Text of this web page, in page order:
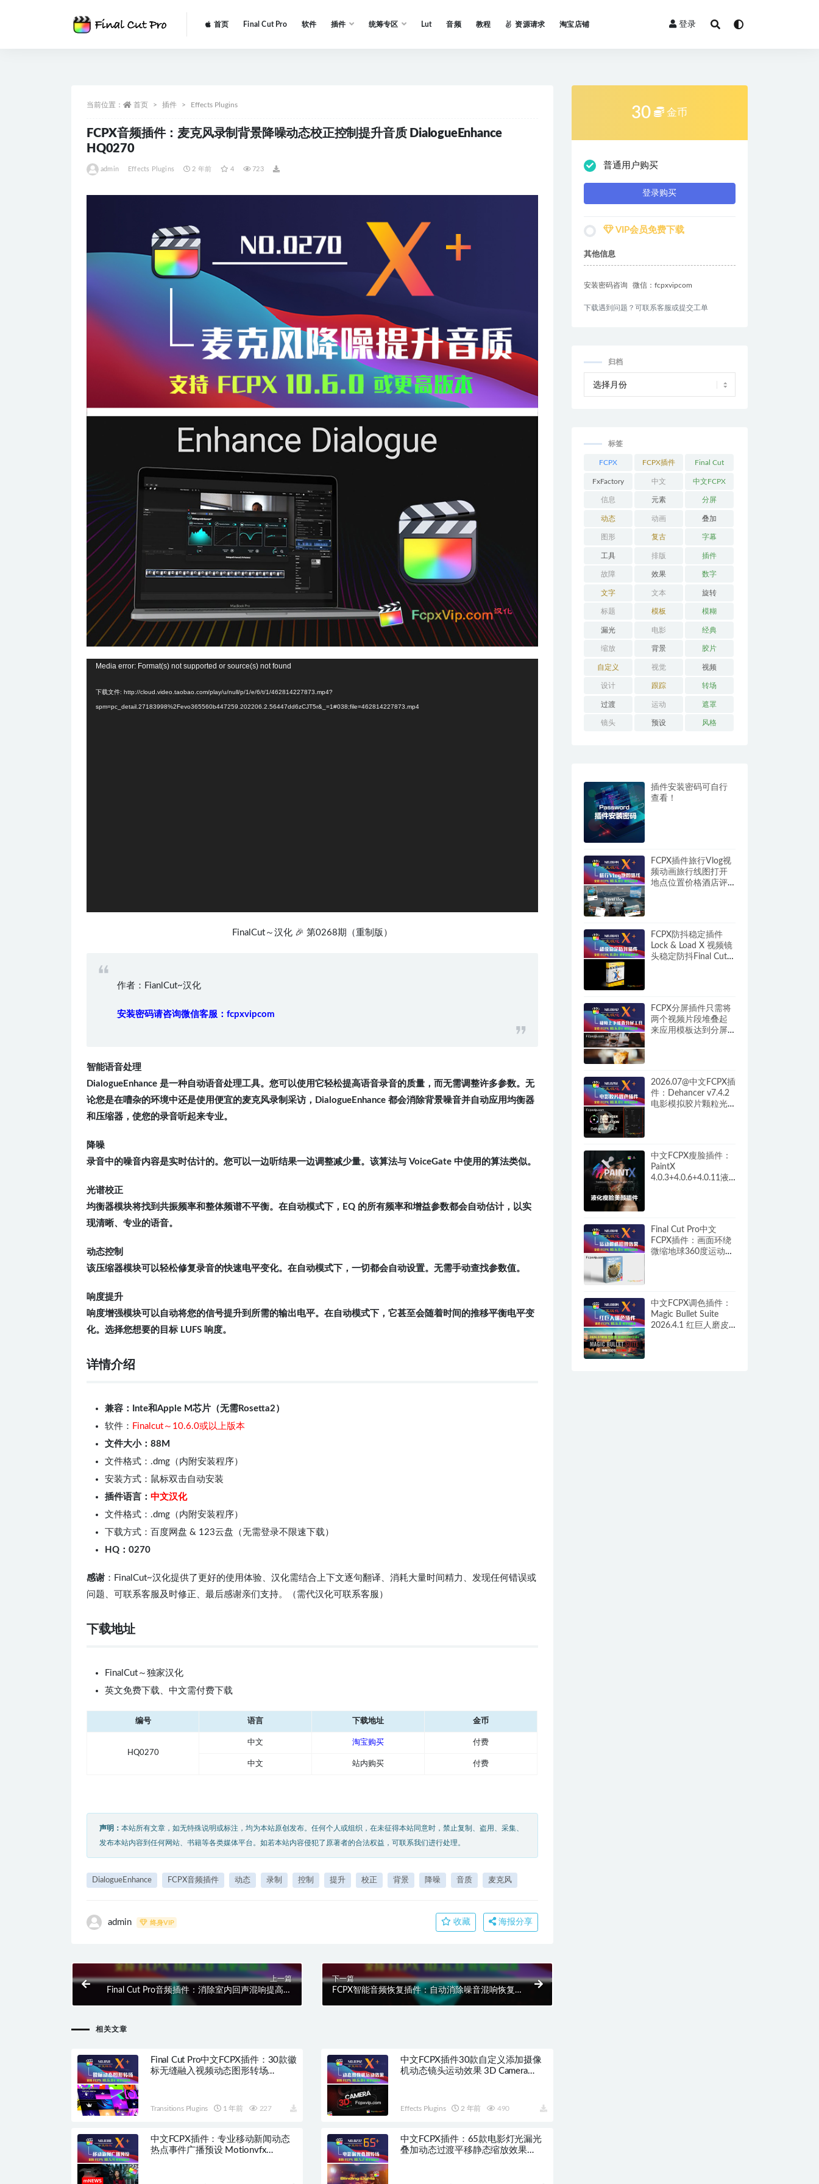
首页 Final Cut Pro 软件 插件 统筹专区 Lut 音频 教程 资源请求 淘宝店铺 登录
当前位置： 首页 插件 Effects Plugins
FCPX音频插件：麦克风录制背景降噪动态校正控制提升音质 DialogueEnhance
HQ0270
admin Effects Plugins 2 年前 4 723
Media error: Format(s) not supported or source(s) not found
下载文件: http://cloud.video.taobao.com/play/u/null/p/1/e/6/t/1/462814227873.mp4?
spm=pc_detail.27183998%2Fevo365560b447259.202206.2.56447dd6zCJT5r&_=1#038;file=462814227873.mp4
FinalCut～汉化 🎉 第0268期（重制版）
作者：FianlCut~汉化
安装密码请咨询微信客服：fcpxvipcom
智能语音处理
DialogueEnhance 是一种自动语音处理工具。您可以使用它轻松提高语音录音的质量，而无需调整许多参数。无
论您是在嘈杂的环境中还是使用便宜的麦克风录制采访，DialogueEnhance 都会消除背景噪音并自动应用均衡器
和压缩器，使您的录音听起来专业。
降噪
录音中的噪音内容是实时估计的。您可以一边听结果一边调整减少量。该算法与 VoiceGate 中使用的算法类似。
光谱校正
均衡器模块将找到共振频率和整体频谱不平衡。在自动模式下，EQ 的所有频率和增益参数都会自动估计，以实
现清晰、专业的语音。
动态控制
该压缩器模块可以轻松修复录音的快速电平变化。在自动模式下，一切都会自动设置。无需手动查找参数值。
响度提升
响度增强模块可以自动将您的信号提升到所需的输出电平。在自动模式下，它甚至会随着时间的推移平衡电平变
化。选择您想要的目标 LUFS 响度。
详情介绍
兼容：Inte和Apple M芯片（无需Rosetta2）
软件： Finalcut～10.6.0或以上版本
文件大小：88M
文件格式：.dmg（内附安装程序）
安装方式：鼠标双击自动安装
插件语言： 中文汉化
文件格式：.dmg（内附安装程序）
下载方式：百度网盘 & 123云盘（无需登录不限速下载）
HQ：0270
感谢 ：FinalCut~汉化提供了更好的使用体验、汉化需结合上下文逐句翻译、消耗大量时间精力、发现任何错误或
问题、可联系客服及时修正、最后感谢亲们支持。（需代汉化可联系客服）
下载地址
FinalCut～独家汉化
英文免费下载、中文需付费下载
编号 语言 下载地址 金币
HQ0270
中文 淘宝购买 付费
中文 站内购买 付费
声明： 本站所有文章，如无特殊说明或标注，均为本站原创发布。任何个人或组织，在未征得本站同意时，禁止复制、盗用、采集、
发布本站内容到任何网站、书籍等各类媒体平台。如若本站内容侵犯了原著者的合法权益，可联系我们进行处理。
DialogueEnhance FCPX音频插件 动态 录制 控制 提升 校正 背景 降噪 音质 麦克风
admin 终身VIP 收藏 海报分享
上一篇
Final Cut Pro音频插件：消除室内回声混响提高语
音清晰度 FCPX DeRoom HQ0269
下一篇
FCPX智能音频恢复插件：自动消除噪音混响恢复缺
失频率声音录音提升音质 dxRevive HQ0115
相关文章
Final Cut Pro中文FCPX插件：30款徽
标无缝融入视频动态图形转场
Transitions Plugins 1 年前 227
中文FCPX插件30款自定义添加摄像
机动态镜头运动效果 3D Camera
Effects Plugins 2 年前 490
中文FCPX插件：专业移动新闻动态
热点事件广播预设 Motionvfx
中文FCPX插件：65款电影灯光漏光
叠加动态过渡平移静态缩放效果
30 金币
普通用户购买
登录购买
VIP会员免费下载
其他信息
安装密码咨询 微信：fcpxvipcom
下载遇到问题？可联系客服或提交工单
归档
标签
FCPX FCPX插件 Final Cut
Pro
FxFactory 中文 中文FCPX
插件
信息 元素 分屏
动态 动画 叠加
图形 复古 字幕
工具 排版 插件
故障 效果 数字
文字 文本 旋转
标题 模板 模糊
漏光 电影 经典
缩放 背景 胶片
自定义 视觉 视频
设计 跟踪 转场
过渡 运动 遮罩
镜头 预设 风格
插件安装密码可自行
查看！
FCPX插件旅行Vlog视
频动画旅行线图打开
地点位置价格酒店评
FCPX防抖稳定插件
Lock & Load X 视频镜
头稳定防抖Final Cut
FCPX分屏插件只需将
两个视频片段堆叠起
来应用模板达到分屏
2026.07@中文FCPX插
件：Dehancer v7.4.2
电影模拟胶片颗粒光
中文FCPX瘦脸插件：
PaintX
4.0.3+4.0.6+4.0.11液
Final Cut Pro中文
FCPX插件：画面环绕
微缩地球360度运动相
中文FCPX调色插件：
Magic Bullet Suite
2026.4.1 红巨人磨皮